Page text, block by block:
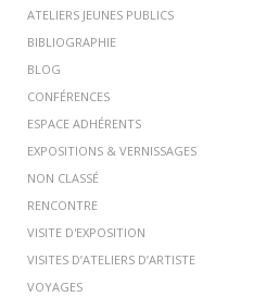
ATELIERS JEUNES PUBLICS
BIBLIOGRAPHIE
BLOG
CONFÉRENCES
ESPACE ADHÉRENTS
EXPOSITIONS & VERNISSAGES
NON CLASSÉ
RENCONTRE
VISITE D'EXPOSITION
VISITES D’ATELIERS D’ARTISTE
VOYAGES